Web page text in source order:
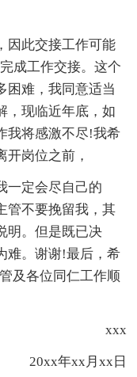
因此交接工作可能
成工作交接。这个
困难，我同意适当
，现临近年底，如
我将感激不尽!我希
岗位之前，
一定会尽自己的
管不要挽留我，其
明。但是既已决
难。谢谢!最后，希
及各位同仁工作顺
xxx
20xx年xx月xx日